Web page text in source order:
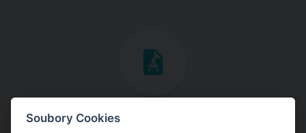
Inženýrské manuály
Soubory Cookies